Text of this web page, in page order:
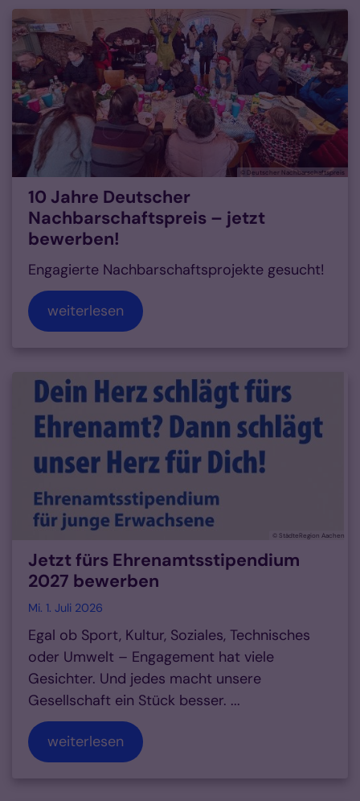
© Deutscher Nachbarschaftspreis
10 Jahre Deutscher
Nachbarschaftspreis – jetzt
bewerben!
Engagierte Nachbarschaftsprojekte gesucht!
weiterlesen
© StädteRegion Aachen
Jetzt fürs Ehrenamtsstipendium
2027 bewerben
Mi. 1. Juli 2026
Egal ob Sport, Kultur, Soziales, Technisches
oder Umwelt – Engagement hat viele
Gesichter. Und jedes macht unsere
Gesellschaft ein Stück besser. ...
weiterlesen